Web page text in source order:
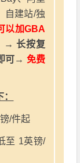
自建站/独
以加GBA
→ 长按复
可→ 免费
/件起
至 1英镑/